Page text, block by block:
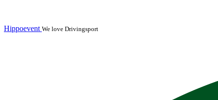
Hippoevent We love Drivingsport